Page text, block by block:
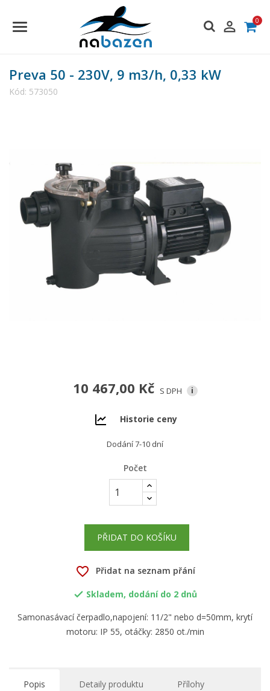
 0
Preva 50 - 230V, 9 m3/h, 0,33 kW
Kód: 573050
10 467,00 Kč S DPH i
Historie ceny
Dodání 7-10 dní
Počet
PŘIDAT DO KOŠÍKU
favorite_border Přidat na seznam přání
 Skladem, dodání do 2 dnů
Samonasávací čerpadlo,napojení: 11/2" nebo d=50mm, krytí
motoru: IP 55, otáčky: 2850 ot./min
Popis Detaily produktu Přílohy